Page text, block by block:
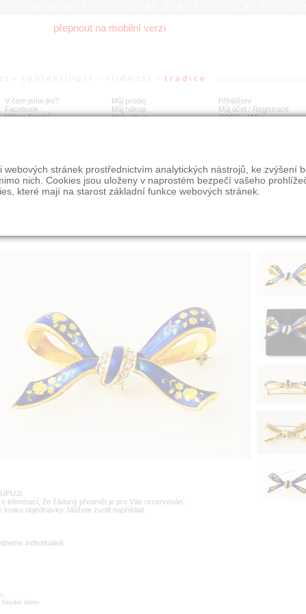
přepnout na mobilní verzi
V čem jsme jiní?
Facebook
Výkup šperků
Můj prodej
Můj nákup
Moje album
Přihlášení
Můj účet / Registrace
GDPR/AML
se smaltem a diamanty
informací, že žádaný předmět je pro Vás rezervován.
objednávky. Můžete zvolit například:
individuálně
dmm
stránek prostřednictvím analytických nástrojů, ke zvýšení
nich. Cookies jsou uloženy v naprostém bezpečí vašeho
které mají na starost základní funkce webových stránek.